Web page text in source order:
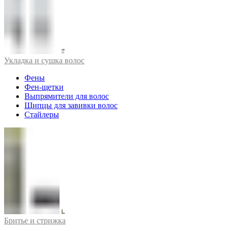
Укладка и сушка волос
Фены
Фен-щетки
Выпрямители для волос
Щипцы для завивки волос
Стайлеры
Бритье и стрижка